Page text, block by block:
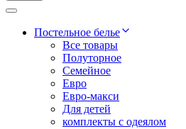
Постельное белье
Все товары
Полуторное
Семейное
Евро
Евро-макси
Для детей
комплекты с одеялом